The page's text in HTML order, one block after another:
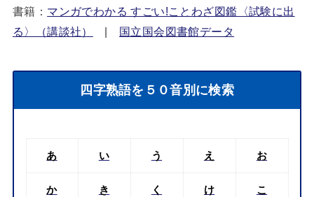
書籍： マンガでわかる すごい!ことわざ図鑑〈試験に出
る〉（講談社）
| 国立国会図書館データ
四字熟語を５０音別に検索
あ い う え お
か き く け こ